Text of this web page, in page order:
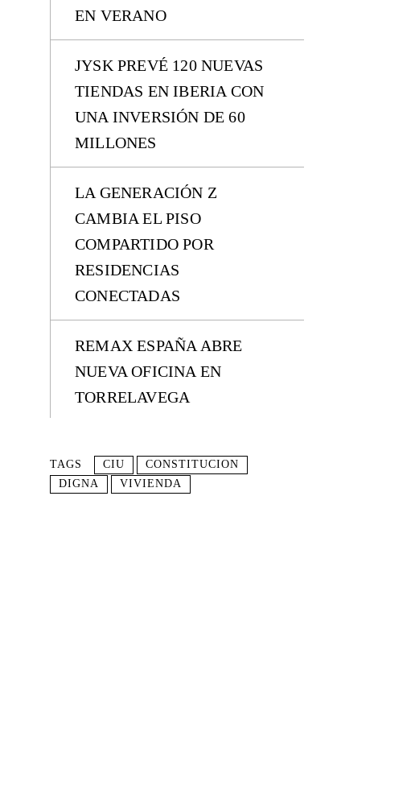
EN VERANO
JYSK PREVÉ 120 NUEVAS
TIENDAS EN IBERIA CON
UNA INVERSIÓN DE 60
MILLONES
LA GENERACIÓN Z
CAMBIA EL PISO
COMPARTIDO POR
RESIDENCIAS
CONECTADAS
REMAX ESPAÑA ABRE
NUEVA OFICINA EN
TORRELAVEGA
TAGS CIU
CONSTITUCION
DIGNA
VIVIENDA